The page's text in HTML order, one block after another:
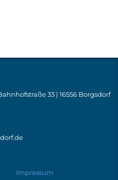
33 | 16556 Borgsdorf
Impressum